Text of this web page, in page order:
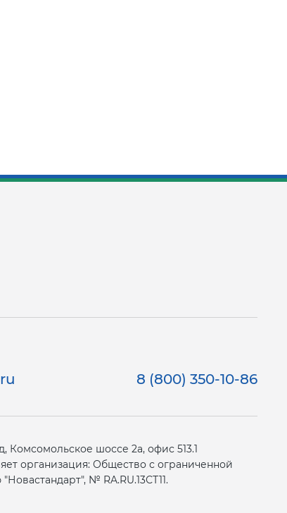
8 (800) 350-10-86
шоссе 2а, офис 513.1
организация: Общество с ограниченной
№ RA.RU.13СТ11.